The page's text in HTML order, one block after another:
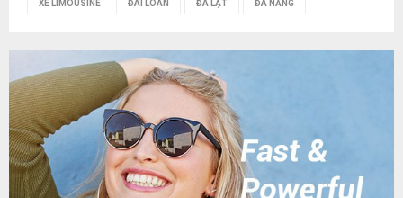
XE LIMOUSINE ĐÀI LOAN ĐÀ LẠT ĐÀ NẴNG